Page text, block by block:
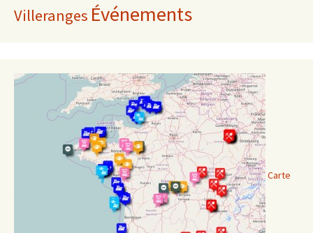
Villeranges Événements
Carte